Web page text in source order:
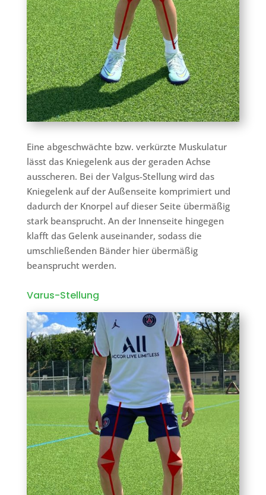
Eine abgeschwächte bzw. verkürzte Muskulatur
lässt das Kniegelenk aus der geraden Achse
ausscheren. Bei der Valgus-Stellung wird das
Kniegelenk auf der Außenseite komprimiert und
dadurch der Knorpel auf dieser Seite übermäßig
stark beansprucht. An der Innenseite hingegen
klafft das Gelenk auseinander, sodass die
umschließenden Bänder hier übermäßig
beansprucht werden.
Varus-Stellung